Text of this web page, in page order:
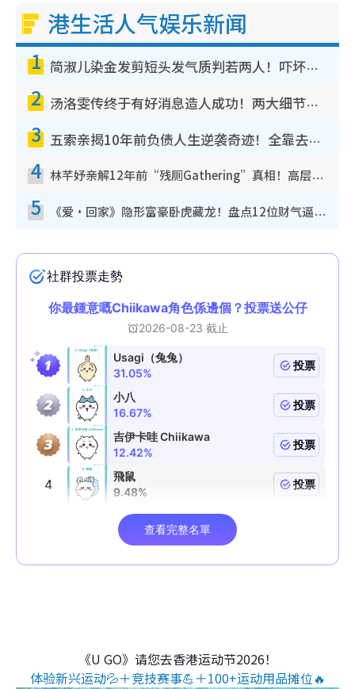
港生活人气娱乐新闻
1 简淑儿染金发剪短头发气质判若两人！吓坏老公麦大力都认不出：“你做什么？”
2 汤洛雯传终于有好消息造人成功！两大细节曝孕味极浓引猜测：大肚婆先会咁！
3 五索亲揭10年前负债人生逆袭奇迹！全靠去一地方转运后即遇上马先生
4 林芊妤亲解12年前“残厕Gathering”真相！高层解约一句话重创尊严，至今拒返TVB
5 《爱·回家》隐形富豪卧虎藏龙！盘点12位财气逼人的有钱艺人：这位美女3亿身家不愁做
《U GO》请您去香港运动节2026！
体验新兴运动💦＋竞技赛事💪＋100+运动用品摊位🔥